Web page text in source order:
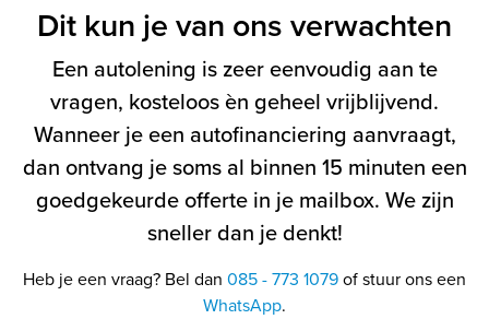
Dit kun je van ons verwachten
Een autolening is zeer eenvoudig aan te
vragen, kosteloos èn geheel vrijblijvend.
Wanneer je een autofinanciering aanvraagt,
dan ontvang je soms al binnen 15 minuten een
goedgekeurde offerte in je mailbox. We zijn
sneller dan je denkt!
Heb je een vraag? Bel dan 085 - 773 1079of stuur ons een
WhatsApp.